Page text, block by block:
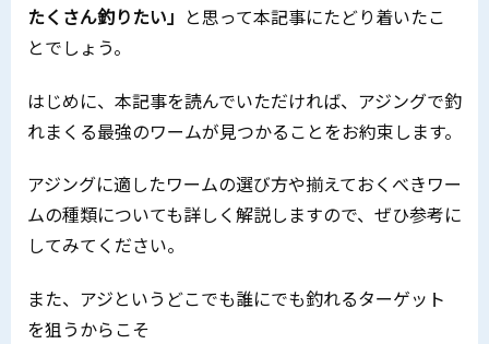
たくさん釣りたい」 と思って本記事にたどり着いたこ
とでしょう。
はじめに、本記事を読んでいただければ、アジングで釣
れまくる最強のワームが見つかることをお約束します。
アジングに適したワームの選び方や揃えておくべきワー
ムの種類についても詳しく解説しますので、ぜひ参考に
してみてください。
また、アジというどこでも誰にでも釣れるターゲット
を狙うからこそ